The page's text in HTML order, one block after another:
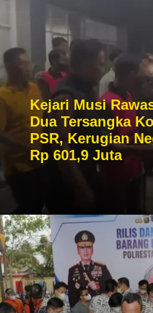
Kejari Musi
Dua Tersangka
PSR, Kerugian
Rp 601,9 Juta